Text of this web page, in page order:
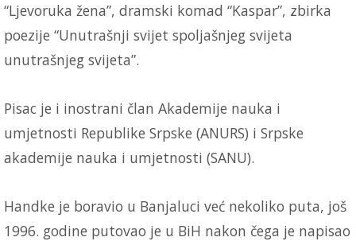
“Ljevoruka žena”, dramski komad “Kaspar”, zbirka
poezije “Unutrašnji svijet spoljašnjeg svijeta
unutrašnjeg svijeta”.
Pisac je i inostrani član Akademije nauka i
umjetnosti Republike Srpske (ANURS) i Srpske
akademije nauka i umjetnosti (SANU).
Handke je boravio u Banjaluci već nekoliko puta, još
1996. godine putovao je u BiH nakon čega je napisao